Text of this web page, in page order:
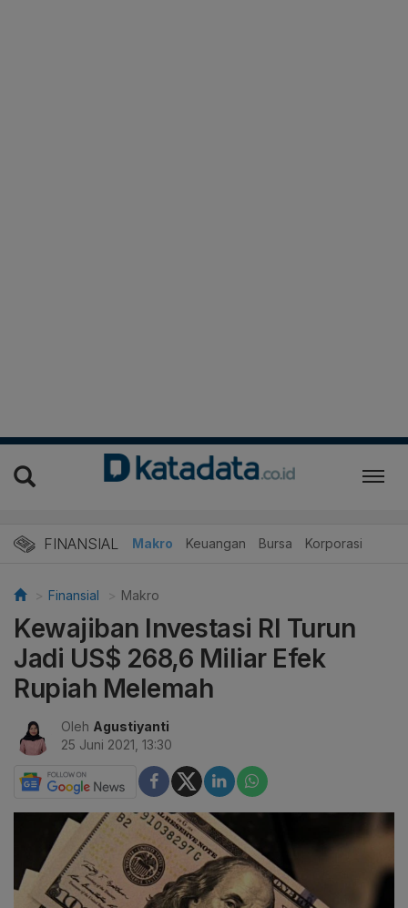
FINANSIAL Makro Keuangan Bursa Korporasi
Finansial Makro
Kewajiban Investasi RI Turun
Jadi US$ 268,6 Miliar Efek
Rupiah Melemah
Oleh Agustiyanti
25 Juni 2021, 13:30